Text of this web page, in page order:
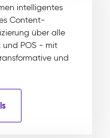
intelligentes
Content-
über alle
und POS - mit
und